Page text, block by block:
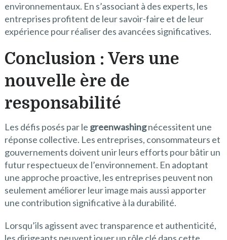
environnementaux. En s’associant à des experts, les
entreprises profitent de leur savoir-faire et de leur
expérience pour réaliser des avancées significatives.
Conclusion : Vers une
nouvelle ère de
responsabilité
Les défis posés par le greenwashingnécessitent une
réponse collective. Les entreprises, consommateurs et
gouvernements doivent unir leurs efforts pour bâtir un
futur respectueux de l’environnement. En adoptant
une approche proactive, les entreprises peuvent non
seulement améliorer leur image mais aussi apporter
une contribution significative à la durabilité.
Lorsqu’ils agissent avec transparence et authenticité,